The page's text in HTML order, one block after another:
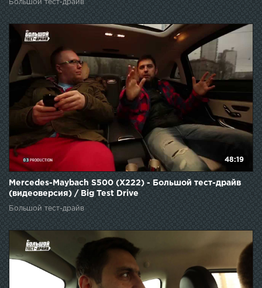
Большой тест-драйв
48:19
Mercedes-Maybach S500 (X222) - Большой тест-драйв
(видеоверсия) / Big Test Drive
Большой тест-драйв